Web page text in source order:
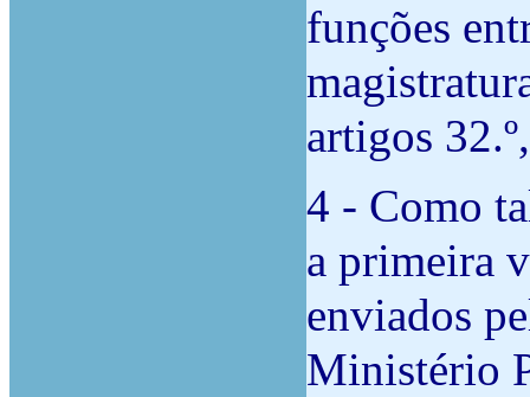
funções
artigos
4 - Como
a primeira
enviados
Ministério